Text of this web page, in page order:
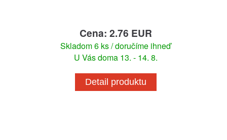
Cena: 2.76 EUR
Skladom 6 ks / doručíme ihneď
U Vás doma 13. - 14. 8.
Detail produktu